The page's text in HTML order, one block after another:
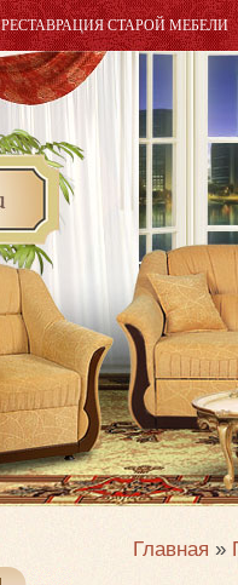
РЕСТАВРАЦИЯ СТАРОЙ МЕБЕЛИ
Главная »